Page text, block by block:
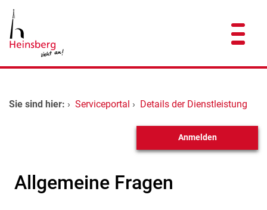
Zum Hauptinhalt springen
Zum Header
Zum Hauptinhalt
Zum Footer
Dienstleistungen A-Z
Sie sind hier: › Serviceportal › Details der Dienstleistung
Anmelden
Allgemeine Fragen